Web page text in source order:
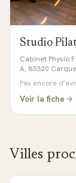
Studio
Cabinet Physio
A, 83320
Pas encore
Voir la fiche
Villes